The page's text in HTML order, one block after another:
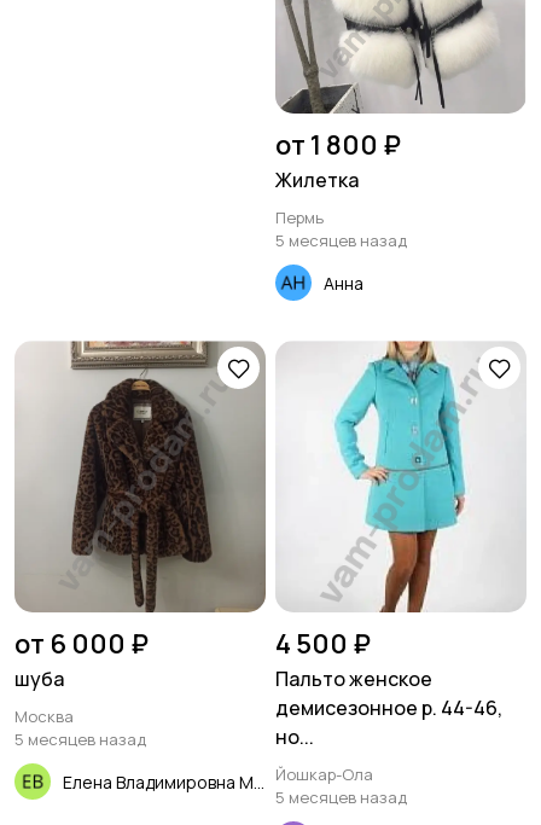
от 1 800 ₽
Жилетка
Пермь
5 месяцев назад
Анна
от 6 000 ₽
шуба
Москва
5 месяцев назад
4 500 ₽
Пальто женское
демисезонное р. 44-46,
но...
Йошкар-Ола
5 месяцев назад